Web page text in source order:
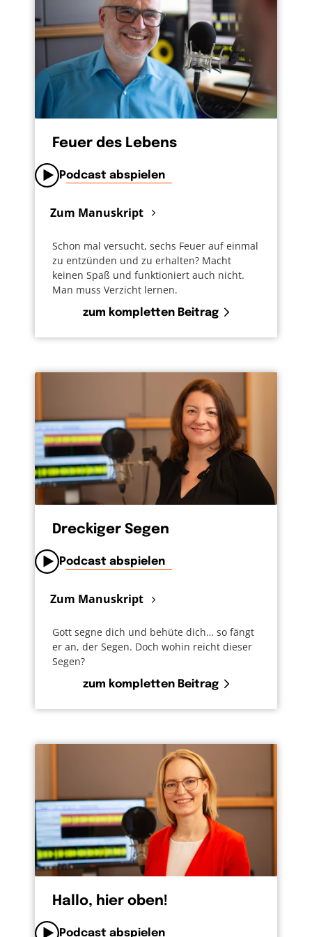
immer wieder in seinen Rock eingenäht. Ich
glaube: Das ist auch heute noch so, wenn
Menschen eine Gotteserfahrung machen. Sie
verändert das Leben für immer.
Feuer des Lebens
Podcast abspielen
Zum Manuskript
Schon mal versucht, sechs Feuer auf einmal
zu entzünden und zu erhalten? Macht
keinen Spaß und funktioniert auch nicht.
Man muss Verzicht lernen.
zum kompletten Beitrag
Dreckiger Segen
Podcast abspielen
Zum Manuskript
Gott segne dich und behüte dich… so fängt
er an, der Segen. Doch wohin reicht dieser
Segen?
zum kompletten Beitrag
Hallo, hier oben!
Podcast abspielen